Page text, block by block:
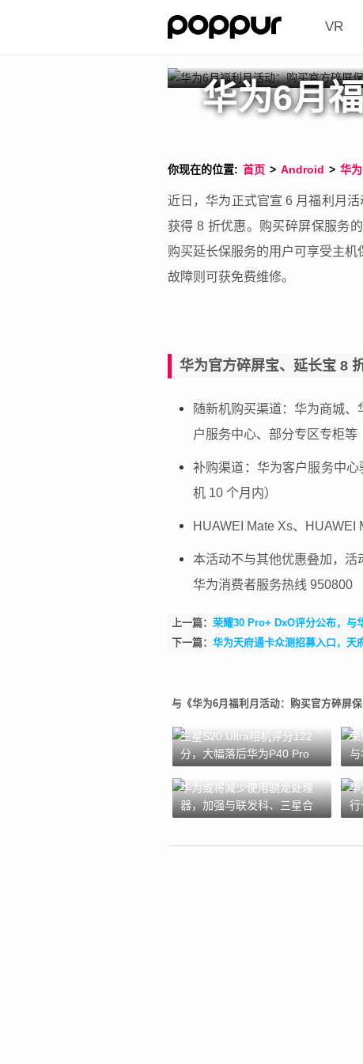
VR
华为6月
你现在的位置: 首页 > Android > 华为
近日，华为正式官宣 6 月福利月
获得 8 折优惠。购买碎屏保服务
购买延长保服务的用户可享受主
故障则可获免费维修。
华为官方碎屏宝、延长宝 8
随新机购买渠道：华为商城
户服务中心、部分专区专柜等
补购渠道：华为客户服务中
机 10 个月内）
HUAWEI Mate Xs、HUAWEI
本活动不与其他优惠叠加，
华为消费者服务热线 950800
上一篇： 荣耀30 Pro+ DxO评分公布，与
下一篇： 华为天府通卡众测招募入口，天
与《华为6月福利月活动：购买官方碎屏
三星S20 Ultra相机评分122
分，大幅落后华为P40 Pro
荣
与
华为或将减少使用骁龙处理
器，加强与联发科、三星合
华
行